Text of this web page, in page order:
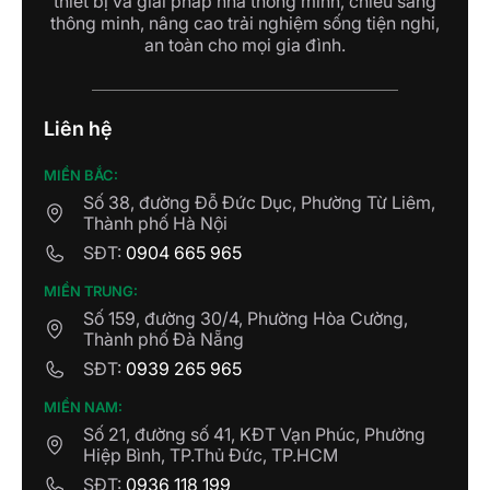
Các loại đèn này không chỉ mang lại khả năng
chiếu sáng chất lượng cao mà còn cung cấp các
tính năng tiện ích như điều chỉnh độ sáng, thay đổi
màu sắc, hẹn giờ và tạo hiệu ứng ánh sáng theo
nhu cầu.
2. Đèn LED thông minh gồm những loại
nào?
Đèn LED thông minh không chỉ đa dạng về tính
năng mà còn phong phú về chủng loại, đáp ứng
mọi nhu cầu chiếu sáng và trang trí của người
dùng. Dưới đây là 3 loại đèn LED phổ biến nhất:
thông minh, nâng cao trải nghiệm sống tiện nghi,
an toàn cho mọi gia đình.
Liên hệ
MIỀN BẮC:
Số 38, đường Đỗ Đức Dục, Phường Từ Liêm,
Thành phố Hà Nội
SĐT: 0904 665 965
MIỀN TRUNG:
Số 159, đường 30/4, Phường Hòa Cường,
Thành phố Đà Nẵng
SĐT: 0939 265 965
MIỀN NAM:
Số 21, đường số 41, KĐT Vạn Phúc, Phường
Hiệp Bình, TP.Thủ Đức, TP.HCM
SĐT: 0936 118 199